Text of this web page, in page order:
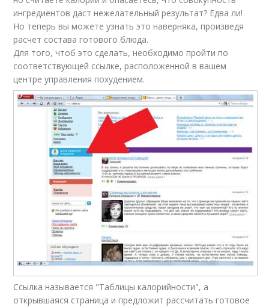
ингредиентов даст нежелательный результат? Едва ли!
Но теперь вы можете узнать это наверняка, произведя
расчет состава готового блюда.
Для того, чтоб это сделать, необходимо пройти по
соответствующей ссылке, расположенной в вашем
центре управления похудением.
Ссылка называется "Таблицы калорийности", а
открывшаяся страница и предложит рассчитать готовое